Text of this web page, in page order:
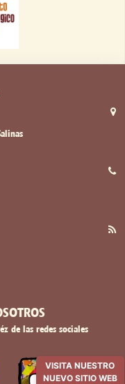
VISITA NUESTRO
NUEVO SITIO WEB
de las redes sociales